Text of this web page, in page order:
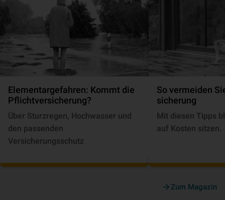
Elementargefahren: Kommt die
Pflichtversicherung?
Über Sturzregen, Hochwasser und
den passenden
Versicherungsschutz
So vermeiden
si­che­rung
Mit diesen Tipps
auf Kosten sitzen.
Zum Magazin